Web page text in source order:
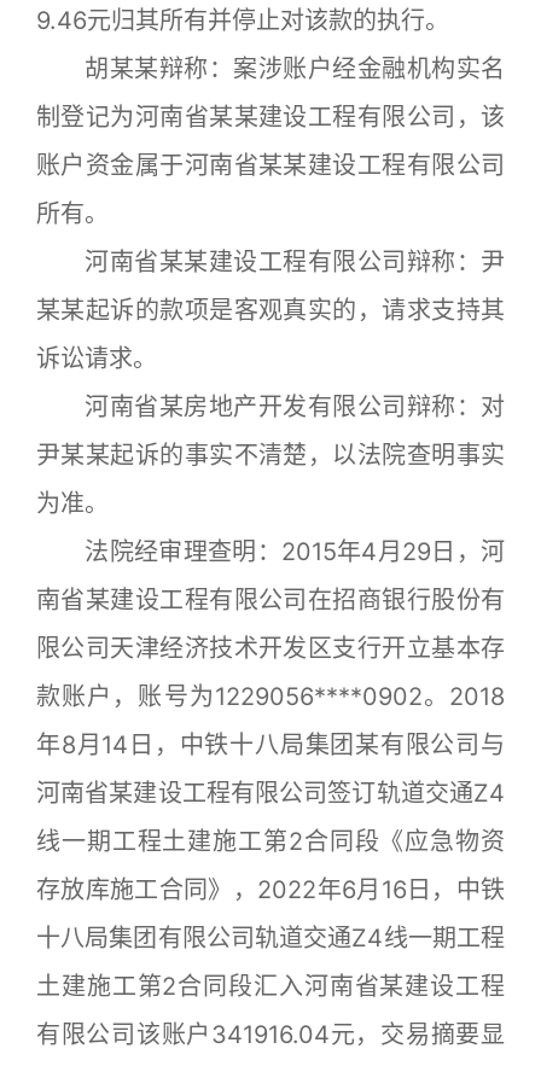
9.46元归其所有并停止对该款的执行。
胡某某辩称：案涉账户经金融机构实名
制登记为河南省某某建设工程有限公司，该
账户资金属于河南省某某建设工程有限公司
所有。
河南省某某建设工程有限公司辩称：尹
某某起诉的款项是客观真实的，请求支持其
诉讼请求。
河南省某房地产开发有限公司辩称：对
尹某某起诉的事实不清楚，以法院查明事实
为准。
法院经审理查明：2015年4月29日，河
南省某建设工程有限公司在招商银行股份有
限公司天津经济技术开发区支行开立基本存
款账户，账号为1229056****0902。2018
年8月14日，中铁十八局集团某有限公司与
河南省某建设工程有限公司签订轨道交通Z4
线一期工程土建施工第2合同段《应急物资
存放库施工合同》，2022年6月16日，中铁
十八局集团有限公司轨道交通Z4线一期工程
土建施工第2合同段汇入河南省某建设工程
有限公司该账户341916.04元，交易摘要显